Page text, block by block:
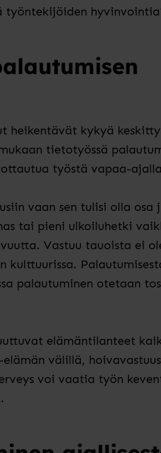
työntekijöiden
heikentävät kykyä
tietotyössä
työstä vapaa-
vaan sen tulisi olla osa
tai pieni ulkoiluhetki
Vastuu tauoista ei
kulttuurissa.
palautuminen otetaan
elämäntilanteet
välillä,
voi vaatia työn